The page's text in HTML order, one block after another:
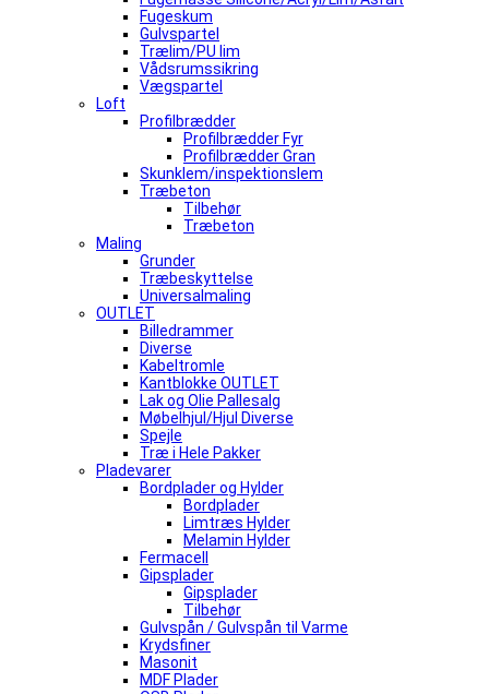
Fugeskum
Gulvspartel
Trælim/PU lim
Vådsrumssikring
Vægspartel
Loft
Profilbrædder
Profilbrædder Fyr
Profilbrædder Gran
Skunklem/inspektionslem
Træbeton
Tilbehør
Træbeton
Maling
Grunder
Træbeskyttelse
Universalmaling
OUTLET
Billedrammer
Diverse
Kabeltromle
Kantblokke OUTLET
Lak og Olie Pallesalg
Møbelhjul/Hjul Diverse
Spejle
Træ i Hele Pakker
Pladevarer
Bordplader og Hylder
Bordplader
Limtræs Hylder
Melamin Hylder
Fermacell
Gipsplader
Gipsplader
Tilbehør
Gulvspån / Gulvspån til Varme
Krydsfiner
Masonit
MDF Plader